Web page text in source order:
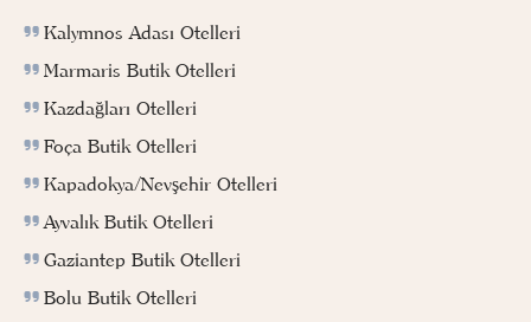
Kalymnos Adası Otelleri
Marmaris Butik Otelleri
Kazdağları Otelleri
Foça Butik Otelleri
Kapadokya/Nevşehir Otelleri
Ayvalık Butik Otelleri
Gaziantep Butik Otelleri
Bolu Butik Otelleri